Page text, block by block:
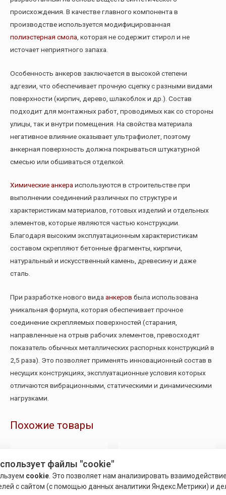
происхождения. В качестве главного компонента в
производстве используется модифицированная
полиэстерная смола , которая не содержит стирол и не
источает неприятного запаха.
Особенность анкеров заключается в высокой степени
адгезии, что обеспечивает прочную сцепку с разными видами
поверхности (кирпич, дерево, шлакоблок и др.). Состав
подходит для монтажных работ, проводимых как со стороны
улицы, так и внутри помещения. На свойства материала
негативное влияние оказывает ультрафиолет, поэтому
анкерная поверхность должна покрываться штукатурной
смесью или обшиваться отделкой.
Химические анкераиспользуются в строительстве при
выполнении соединений различных по структуре и
характеристикам материалов, готовых изделий и отдельных
элементов, которые являются частью конструкции.
Благодаря высоким эксплуатационным характеристикам
составом скрепляют бетонные фрагменты, кирпичи,
натуральный и искусственный камень, древесину и даже
сталь.
При разработке нового видаанкеров была использована
уникальная формула, которая обеспечивает прочное
соединение скрепляемых поверхностей (старания,
направленные на отрыв рабочих элементов, превосходят
показатель обычных металлических распорных конструкций в
2,5 раза). Это позволяет применять инновационный состав в
несущих конструкциях, эксплуатационные условия которых
отличаются вибрационными, статическими и динамическими
нагрузками.
Похожие товары
файлы "cookie"
cookie . Это позволяет нам анализировать
с сайтом (с помощью данных аналитики Яндекс.Метрики) и